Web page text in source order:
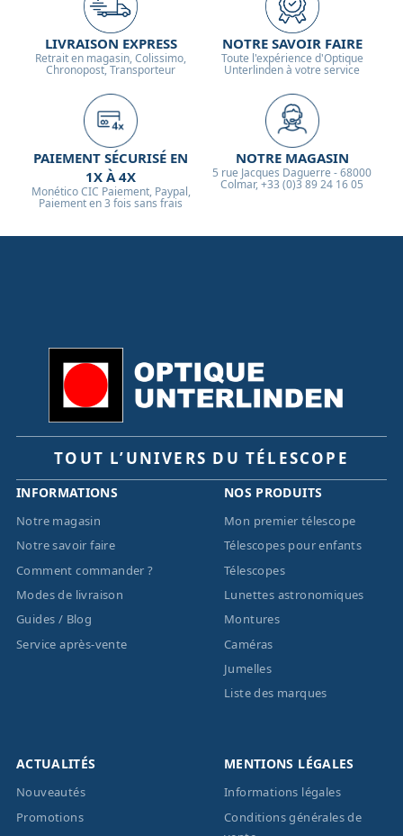
LIVRAISON EXPRESS
Retrait en magasin, Colissimo,
Chronopost, Transporteur
NOTRE SAVOIR FAIRE
Toute l'expérience d'Optique
Unterlinden à votre service
PAIEMENT SÉCURISÉ EN
1X À 4X
Monético CIC Paiement, Paypal,
Paiement en 3 fois sans frais
NOTRE MAGASIN
5 rue Jacques Daguerre - 68000
Colmar, +33 (0)3 89 24 16 05
TOUT L’UNIVERS DU TÉLESCOPE
INFORMATIONS
Notre magasin
Notre savoir faire
Comment commander ?
Modes de livraison
Guides / Blog
Service après-vente
NOS PRODUITS
Mon premier télescope
Télescopes pour enfants
Télescopes
Lunettes astronomiques
Montures
Caméras
Jumelles
Liste des marques
ACTUALITÉS
Nouveautés
Promotions
MENTIONS LÉGALES
Informations légales
Conditions générales de